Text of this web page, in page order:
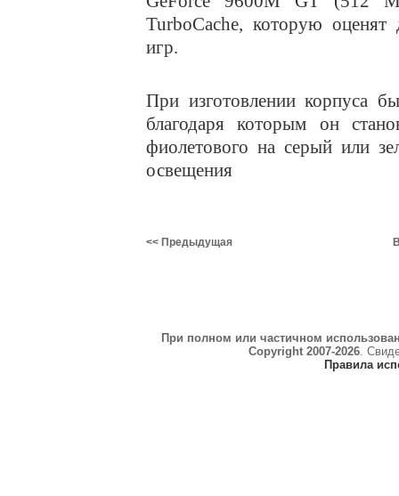
TurboCache, которую оценят
игр.
При изготовлении корпуса
благодаря которым он
фиолетового на серый или
освещения
<< Предыдущая
При полном или частичном
Copyright 2007-2026.
Правила